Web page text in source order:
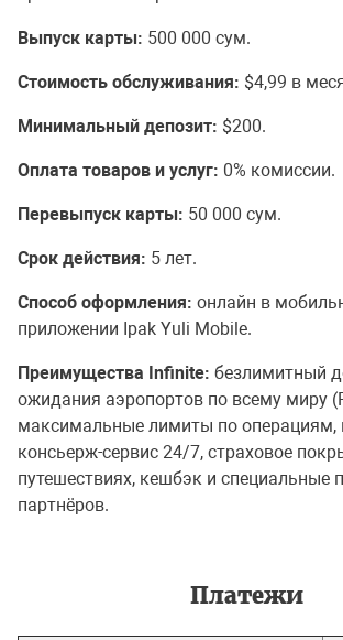
Выпуск карты: 500 000 сум.
Стоимость обслуживания: $4,99 в
Минимальный депозит: $200.
Оплата товаров и услуг: 0% комиссии.
Перевыпуск карты: 50 000 сум.
Срок действия: 5 лет.
Способ оформления: онлайн в
приложении Ipak Yuli Mobile.
Преимущества Infinite: безлимитный
ожидания аэропортов по всему миру
максимальные лимиты по операциям,
консьерж-сервис 24/7, страховое
путешествиях, кешбэк и специальные
партнёров.
Платежи